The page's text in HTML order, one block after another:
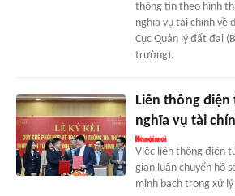
thông tin theo hình
nghĩa vụ tài chính về
Cục Quản lý đất đai
trường).
Liên thông
nghĩa vụ tài
Việc liên thông điện
gian luân chuyển hồ
minh bạch trong xử